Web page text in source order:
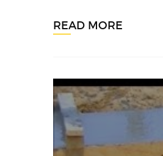
READ MORE